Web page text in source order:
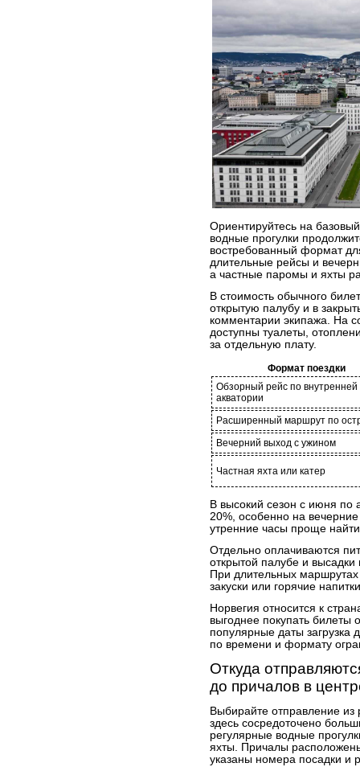
Ориентируйтесь на
водные прогулки
востребованный формат
длительные рейсы и
а частные паромы и яхты
В стоимость обычного
открытую палубу и в
комментарии экипажа. На
доступны туалеты,
за отдельную плату.
Формат поездки
Обзорный рейс по внутренней
акватории
Расширенный маршрут по
Вечерний выход с ужином
Частная яхта или катер
В высокий сезон с июня по
20%, особенно на
утренние часы проще
Отдельно оплачиваются
открытой палубе и
При длительных
закуски или горячие
Норвегия относится к
выгоднее покупать билеты
популярные даты загрузка
по времени и формату
Откуда
до причалов в
Выбирайте отправление
здесь сосредоточено
регулярные водные
яхты. Причалы
указаны номера посадки и